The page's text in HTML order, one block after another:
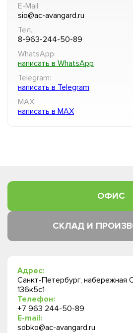
E-Mail:
sio@ac-avangard.ru
Тел.:
8-963-244-50-89
WhatsApp:
написать в WhatsApp
Telegram:
написать в Telegram
MAX:
написать в MAX
ОФИС
СКЛАД И
Адрес:
Санкт-Петербург, набережная
136к5с1
Телефон:
+7 963 244-50-89
E-mail:
sobko@ac-avangard.ru